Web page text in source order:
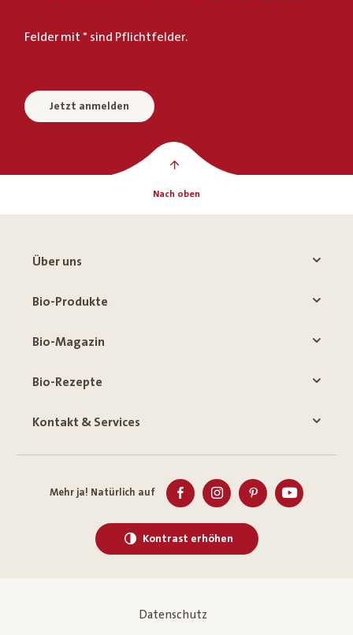
Felder mit * sind Pflichtfelder.
Jetzt anmelden
Nach oben
Über uns
Bio-Produkte
Bio-Magazin
Bio-Rezepte
Kontakt & Services
Mehr ja! Natürlich auf
Kontrast erhöhen
Datenschutz